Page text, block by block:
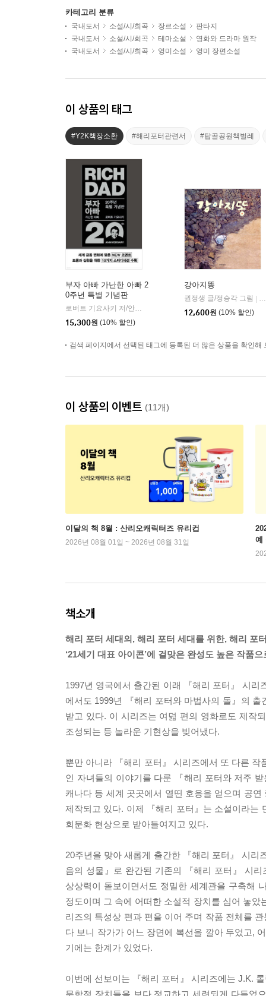
카테고리 분류
국내도서 소설/시/희곡 장르소설
판타지
국내도서
소설/시/희곡 테마소설
영화와 드라마 원작
국내도서
소설/시/희곡 영미소설 영미 장편소설
이 상품의 태그
#Y2K책장소환 #해리포터관련서 #탑골공원책벌레
부자 아빠 가난한 아빠 2
0주년 특별 기념판
로버트 기요사키 저/안진환 역
15,300원 (10% 할인)
강아지똥
권정생 글/정승각 그림
12,600원 (10% 할인)
검색 페이지에서 선택된 태그에 등록된 더 많은 상품을 확인해
이 상품의 이벤트 (11개)
이달의 책 8월 : 산리오캐릭터즈 유리컵
2026년 08월 01일 ~ 2026년 08월 31일
예
책소개
해리 포터 세대의, 해리 포터 세대를 위한, 해리 포
‘21세기 대표 아이콘’에 걸맞은 완성도 높은 작품
1997년 영국에서 출간된 이래 『해리 포터』 시
에서도 1999년 『해리 포터와 마법사의 돌』의
받고 있다. 이 시리즈는 여덟 편의 영화로도 제작
조성되는 등 놀라운 기현상을 빚어냈다.
뿐만 아니라 『해리 포터』 시리즈에서 또 다른 작
인 자녀들의 이야기를 다룬 『해리 포터와 저주
캐나다 등 세계 곳곳에서 열띤 호응을 얻으며 공
제작되고 있다. 이제 『해리 포터』는 소설이라는
회문화 현상으로 받아들여지고 있다.
20주년을 맞아 새롭게 출간한 『해리 포터』 시리
음의 성물』로 완간된 기존의 『해리 포터』 시
상상력이 돋보이면서도 정밀한 세계관을 구축해
정도이며 그 속에 어떠한 소설적 장치를 심어 놓
리즈의 특성상 편과 편을 이어 주며 작품 전체를
다 보니 작가가 어느 장면에 복선을 깔아 두었고,
기에는 한계가 있었다.
이번에 선보이는 『해리 포터』 시리즈에는 J.K.